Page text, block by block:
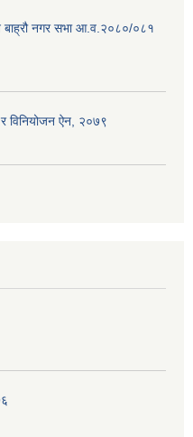
नगर सभा आ.व.२०८०/०८१
विनियोजन ऐन, २०७९